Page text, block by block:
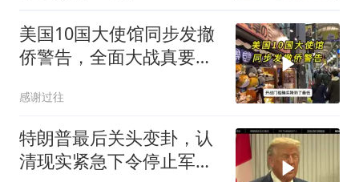
美国10国大使馆同步发撤
侨警告，全面大战真要来
感谢过往
特朗普最后关头变卦，认
清现实紧急下令停止军事